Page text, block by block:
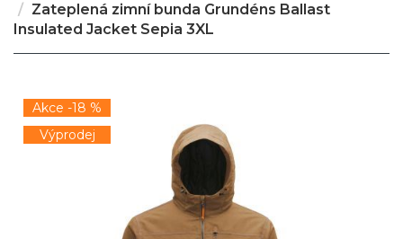
Zateplená zimní bunda Grundéns Ballast
Insulated Jacket Sepia 3XL
Akce -18 %
Výprodej